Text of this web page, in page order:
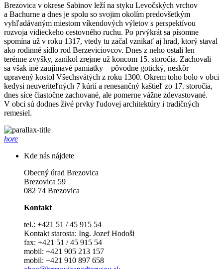
Brezovica v okrese Sabinov leží na styku Levočských vrchov
a Bachurne a dnes je spolu so svojim okolím predovšetkým
vyhľadávaným miestom víkendových výletov s perspektívou
rozvoja vidieckeho cestovného ruchu. Po prvýkrát sa písomne
spomína už v roku 1317, vtedy tu začal vznikať aj hrad, ktorý staval
ako rodinné sídlo rod Berzeviciovcov. Dnes z neho ostali len
terénne zvyšky, zanikol zrejme už koncom 15. storočia. Zachovali
sa však iné zaujímavé pamiatky – pôvodne gotický, neskôr
upravený kostol Všechsvätých z roku 1300. Okrem toho bolo v obci
kedysi neuveriteľných 7 kúrií a renesančný kaštieľ zo 17. storočia,
dnes síce čiastočne zachované, ale pomerne vážne zdevastované.
V obci sú dodnes živé prvky ľudovej architektúry i tradičných
remesiel.
hore
Kde nás nájdete
Obecný úrad Brezovica
Brezovica 59
082 74 Brezovica
Kontakt
tel.: +421 51 / 45 915 54
Kontakt starosta: Ing. Jozef Hodoši
fax: +421 51 / 45 915 54
mobil: +421 905 213 157
mobil: +421 910 897 658